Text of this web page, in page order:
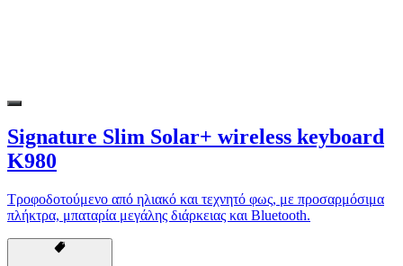
Signature Slim Solar+ wireless keyboard
K980
Τροφοδοτούμενο από ηλιακό και τεχνητό φως, με προσαρμόσιμα
πλήκτρα, μπαταρία μεγάλης διάρκειας και Bluetooth.